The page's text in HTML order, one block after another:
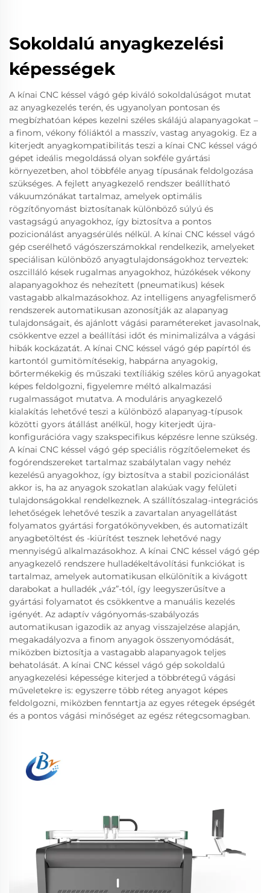
Sokoldalú anyagkezelési
képességek
A kínai CNC késsel vágó gép kiváló sokoldalúságot mutat
az anyagkezelés terén, és ugyanolyan pontosan és
megbízhatóan képes kezelni széles skálájú alapanyagokat –
a finom, vékony fóliáktól a masszív, vastag anyagokig. Ez a
kiterjedt anyagkompatibilitás teszi a kínai CNC késsel vágó
gépet ideális megoldássá olyan sokféle gyártási
környezetben, ahol többféle anyag típusának feldolgozása
szükséges. A fejlett anyagkezelő rendszer beállítható
vákuumzónákat tartalmaz, amelyek optimális
rögzítőnyomást biztosítanak különböző súlyú és
vastagságú anyagokhoz, így biztosítva a pontos
pozicionálást anyagsérülés nélkül. A kínai CNC késsel vágó
gép cserélhető vágószerszámokkal rendelkezik, amelyeket
speciálisan különböző anyagtulajdonságokhoz terveztek:
oszcilláló kések rugalmas anyagokhoz, húzókések vékony
alapanyagokhoz és nehezített (pneumatikus) kések
vastagabb alkalmazásokhoz. Az intelligens anyagfelismerő
rendszerek automatikusan azonosítják az alapanyag
tulajdonságait, és ajánlott vágási paramétereket javasolnak,
csökkentve ezzel a beállítási időt és minimalizálva a vágási
hibák kockázatát. A kínai CNC késsel vágó gép papírtól és
kartontól gumitömítésekig, habpárna anyagokig,
bőrtermékekig és műszaki textíliákig széles körű anyagokat
képes feldolgozni, figyelemre méltó alkalmazási
rugalmasságot mutatva. A moduláris anyagkezelő
kialakítás lehetővé teszi a különböző alapanyag-típusok
közötti gyors átállást anélkül, hogy kiterjedt újra-
konfigurációra vagy szakspecifikus képzésre lenne szükség.
A kínai CNC késsel vágó gép speciális rögzítőelemeket és
fogórendszereket tartalmaz szabálytalan vagy nehéz
kezelésű anyagokhoz, így biztosítva a stabil pozicionálást
akkor is, ha az anyagok szokatlan alakúak vagy felületi
tulajdonságokkal rendelkeznek. A szállítószalag-integrációs
lehetőségek lehetővé teszik a zavartalan anyagellátást
folyamatos gyártási forgatókönyvekben, és automatizált
anyagbetöltést és -kiürítést tesznek lehetővé nagy
mennyiségű alkalmazásokhoz. A kínai CNC késsel vágó gép
anyagkezelő rendszere hulladékeltávolítási funkciókat is
tartalmaz, amelyek automatikusan elkülönítik a kivágott
darabokat a hulladék „váz”-tól, így leegyszerűsítve a
gyártási folyamatot és csökkentve a manuális kezelés
igényét. Az adaptív vágónyomás-szabályozás
automatikusan igazodik az anyag visszajelzése alapján,
megakadályozva a finom anyagok összenyomódását,
miközben biztosítja a vastagabb alapanyagok teljes
behatolását. A kínai CNC késsel vágó gép sokoldalú
anyagkezelési képessége kiterjed a többrétegű vágási
műveletekre is: egyszerre több réteg anyagot képes
feldolgozni, miközben fenntartja az egyes rétegek épségét
és a pontos vágási minőséget az egész rétegcsomagban.